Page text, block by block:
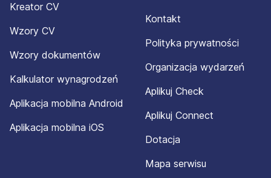
zatrudnienia Silverhand lub zadzwonię pod nr tel.
SILVERHAND Dominik Matczak – bezpieczne i
satysfakcjonujące zatrudnienie za granicą (KRAZ 7822).
Kreator CV
Wzory CV
Wzory dokumentów
Kalkulator wynagrodzeń
Aplikacja mobilna Android
Aplikacja mobilna iOS
Kontakt
Polityka prywatności
Organizacja wydarzeń
Aplikuj Check
Aplikuj Connect
Dotacja
Mapa serwisu